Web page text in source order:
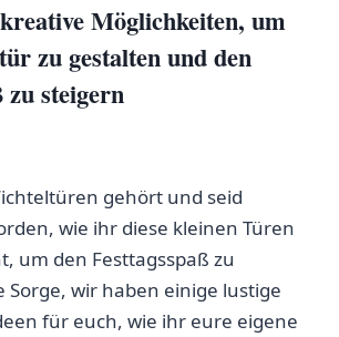
Möglichkeiten, um
zu gestalten und⁤ den⁤
zu steigern
gehört und seid
wie ihr diese kleinen Türen
um den⁣ Festtagsspaß zu
Sorge, wir haben einige lustige
für ​euch, wie ⁣ihr‌ eure eigene